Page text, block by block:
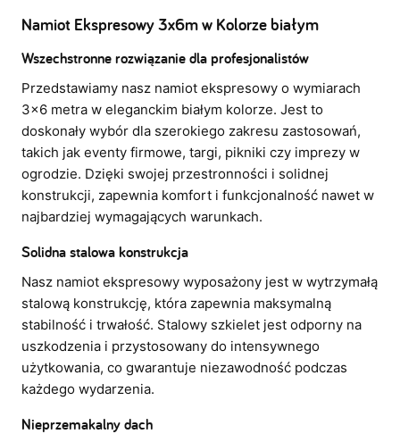
Namiot Ekspresowy 3x6m w Kolorze białym
Wszechstronne rozwiązanie dla profesjonalistów
Przedstawiamy nasz namiot ekspresowy o wymiarach
3×6 metra w eleganckim białym kolorze. Jest to
doskonały wybór dla szerokiego zakresu zastosowań,
takich jak eventy firmowe, targi, pikniki czy imprezy w
ogrodzie. Dzięki swojej przestronności i solidnej
konstrukcji, zapewnia komfort i funkcjonalność nawet w
najbardziej wymagających warunkach.
Solidna stalowa konstrukcja
Nasz namiot ekspresowy wyposażony jest w wytrzymałą
stalową konstrukcję, która zapewnia maksymalną
stabilność i trwałość. Stalowy szkielet jest odporny na
uszkodzenia i przystosowany do intensywnego
użytkowania, co gwarantuje niezawodność podczas
każdego wydarzenia.
Nieprzemakalny dach